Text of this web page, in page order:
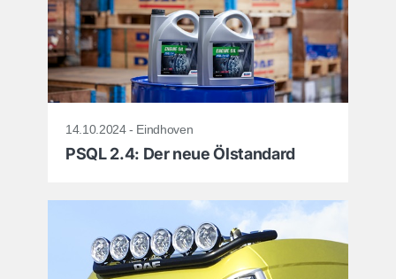
14.10.2024 - Eindhoven
PSQL 2.4: Der neue Ölstandard